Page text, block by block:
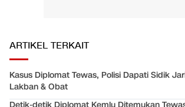
ARTIKEL TERKAIT
Kasus Diplomat Tewas, Polisi Dapati Sidik
Lakban & Obat